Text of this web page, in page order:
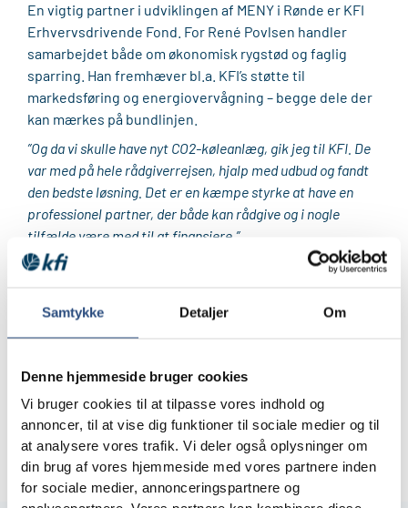
Samtykke Detaljer Om
Denne hjemmeside bruger cookies
Vi bruger cookies til at tilpasse vores indhold og
annoncer, til at vise dig funktioner til sociale medier og til
at analysere vores trafik. Vi deler også oplysninger om
din brug af vores hjemmeside med vores partnere inden
for sociale medier, annonceringspartnere og
En vigtig partner i udviklingen af MENY i Rønde er KFI
Erhvervsdrivende Fond. For René Povlsen handler
samarbejdet både om økonomisk rygstød og faglig
sparring. Han fremhæver bl.a. KFI’s støtte til
markedsføring og energiovervågning – begge dele der
kan mærkes på bundlinjen.
”Og da vi skulle have nyt CO2-køleanlæg, gik jeg til KFI. De
var med på hele rådgiverrejsen, hjalp med udbud og fandt
den bedste løsning. Det er en kæmpe styrke at have en
professionel partner, der både kan rådgive og i nogle
tilfælde være med til at finansiere.”
Men samarbejdet handler ikke kun om store
initiativer, fx inden for affaldssortering og
Teknologisk Institut, hvor vi testede nye løsninger for
affaldssortering og dataindsamling. Det er spændende at
være en slags prøvekanin – og det giver værdi, at KFI hele
tiden skubber på udviklingen.”